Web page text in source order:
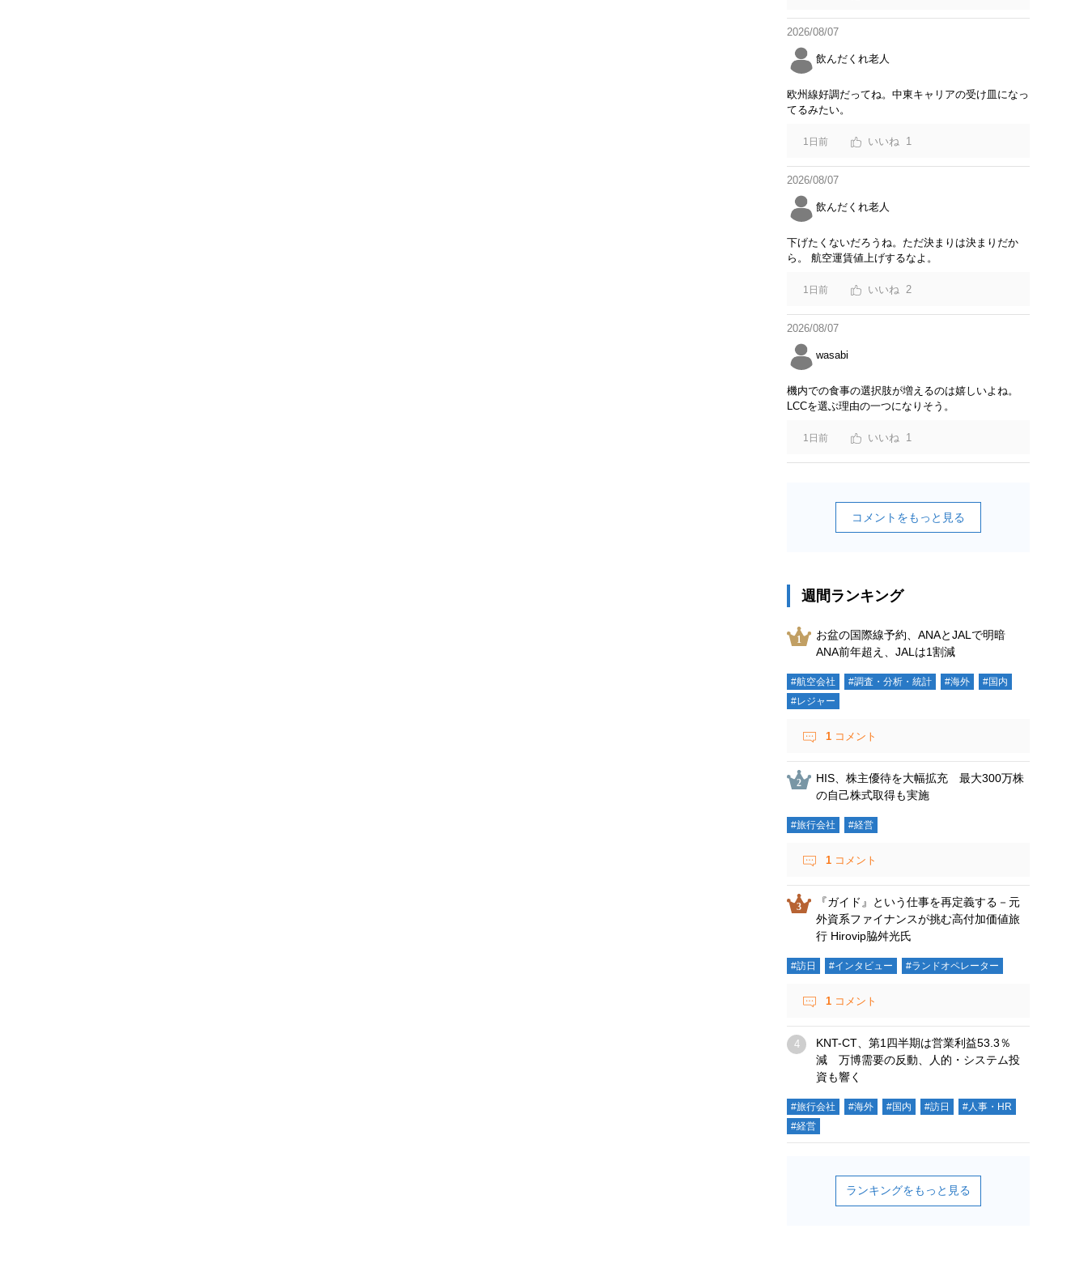
2026/08/07
飲んだくれ老人
欧州線好調だってね。中東キャリアの受け皿になっ
てるみたい。
1日前 1
2026/08/07
飲んだくれ老人
下げたくないだろうね。ただ決まりは決まりだか
ら。 航空運賃値上げするなよ。
1日前 2
2026/08/07
wasabi
機内での食事の選択肢が増えるのは嬉しいよね。
LCCを選ぶ理由の一つになりそう。
1日前 1
コメントをもっと見る
週間ランキング
お盆の国際線予約、ANAとJALで明暗
ANA前年超え、JALは1割減
#航空会社 #調査・分析・統計 #海外
#国内
#レジャー
1 コメント
HIS、株主優待を大幅拡充 最大300万株
の自己株式取得も実施
#旅行会社 #経営
1 コメント
『ガイド』という仕事を再定義する－元
外資系ファイナンスが挑む高付加価値旅
行 Hirovip脇舛光氏
#訪日 #インタビュー #ランドオペレーター
1 コメント
KNT-CT、第1四半期は営業利益53.3％
減 万博需要の反動、人的・システム投
資も響く
#旅行会社 #海外 #国内 #訪日
#人事・HR
#経営